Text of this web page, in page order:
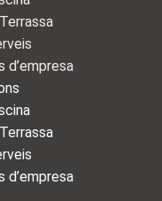
d’empresa
d’empresa